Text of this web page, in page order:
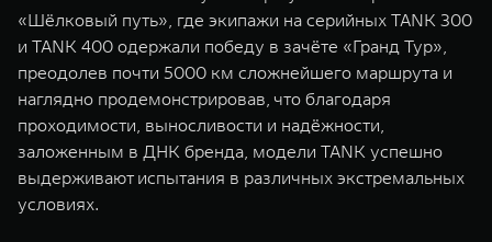
«Шёлковый путь», где экипажи на серийных TANK 300
и TANK 400 одержали победу в зачёте «Гранд Тур»,
преодолев почти 5000 км сложнейшего маршрута и
наглядно продемонстрировав, что благодаря
проходимости, выносливости и надёжности,
заложенным в ДНК бренда, модели TANK успешно
выдерживают испытания в различных экстремальных
условиях.